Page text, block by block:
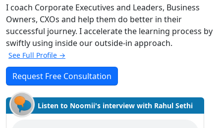
I coach Corporate Executives and Leaders, Business
Owners, CXOs and help them do better in their
successful journey. I accelerate the learning process by
swiftly using inside our outside-in approach.
See Full Profile →
Request Free Consultation
Listen to Noomii's interview with Rahul Sethi